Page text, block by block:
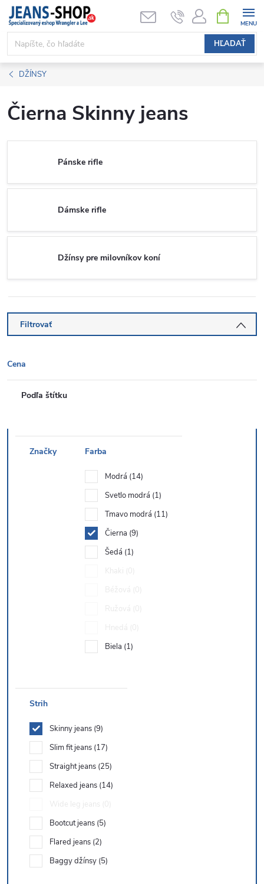
Prejsť
obsah
HĽADAŤ
KOŠÍK
DŽÍNSY
Čierna Skinny jeans
Pánske rifle
Dámske rifle
Džínsy pre milovníkov koní
Filtrovať
Cena
Podľa štítku
Značky Farba
Modrá 14
Svetlo modrá 1
Tmavo modrá 11
Čierna 9
Šedá 1
Khaki
0
Béžová
0
Ružová
0
Hnedá
0
Biela 1
Strih
Skinny jeans 9
Slim fit jeans 17
Straight jeans 25
Relaxed jeans 14
Wide leg jeans
0
Bootcut jeans 5
Flared jeans 2
Baggy džínsy 5